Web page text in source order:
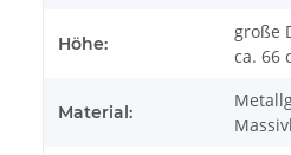
Höhe:
große
ca. 66
Material: